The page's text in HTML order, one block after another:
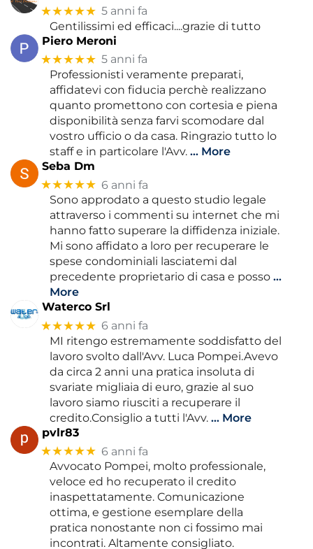
★★★★★ 5 anni fa
Gentilissimi ed efficaci....grazie di tutto
Piero Meroni
★★★★★ 5 anni fa
Professionisti veramente preparati,
affidatevi con fiducia perchè realizzano
quanto promettono con cortesia e piena
disponibilità senza farvi scomodare dal
vostro ufficio o da casa. Ringrazio tutto lo
staff e in particolare l'Avv. … More
Seba Dm
★★★★★ 6 anni fa
Sono approdato a questo studio legale
attraverso i commenti su internet che mi
hanno fatto superare la diffidenza iniziale.
Mi sono affidato a loro per recuperare le
spese condominiali lasciatemi dal
precedente proprietario di casa e posso …
More
Waterco Srl
★★★★★ 6 anni fa
MI ritengo estremamente soddisfatto del
lavoro svolto dall'Avv. Luca Pompei.Avevo
da circa 2 anni una pratica insoluta di
svariate migliaia di euro, grazie al suo
lavoro siamo riusciti a recuperare il
credito.Consiglio a tutti l'Avv. … More
pvlr83
★★★★★ 6 anni fa
Avvocato Pompei, molto professionale,
veloce ed ho recuperato il credito
inaspettatamente. Comunicazione
ottima, e gestione esemplare della
pratica nonostante non ci fossimo mai
incontrati. Altamente consigliato.